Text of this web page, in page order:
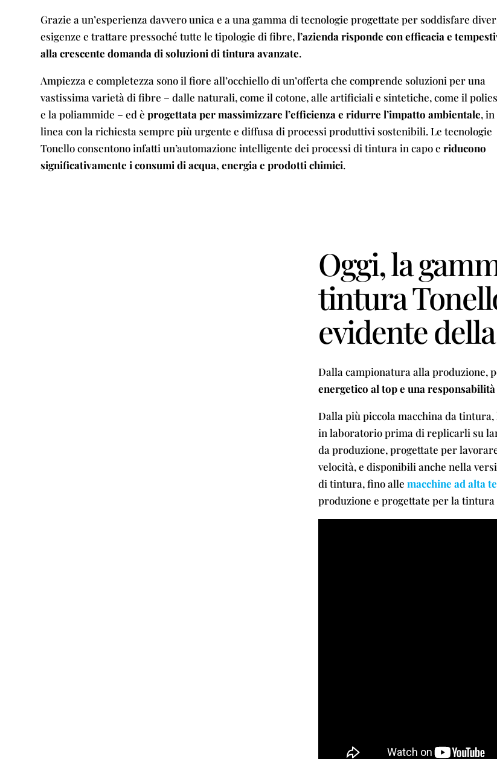
Grazie a un’esperienza davvero unica e a una gamma di tecnologie progettate per soddisfare
esigenze e trattare pressoché tutte le tipologie di fibre,l’azienda risponde con efficacia e
alla crescente domanda di soluzioni di tintura avanzate.
Ampiezza e completezza sono il fiore all’occhiello di un’offerta che comprende soluzioni per una
vastissima varietà di fibre – dalle naturali, come il cotone, alle artificiali e sintetiche, come il
e la poliammide – ed èprogettata per massimizzare l’efficienza e ridurre l’impatto ambientale, in
linea con la richiesta sempre più urgente e diffusa di processi produttivi sostenibili. Le tecnologie
Tonello consentono infatti un’automazione intelligente dei processi di tintura in capo eriducono
significativamente i consumi di acqua, energia e prodotti chimici.
Oggi, la
tintura
evidente
Dalla campionatura alla produzione,
energetico al top e una
Dalla più piccola macchina da tintura,
in laboratorio prima di replicarli su
da produzione, progettate per
velocità, e disponibili anche nella
di tintura, fino alle macchine ad alta
produzione e progettate per la